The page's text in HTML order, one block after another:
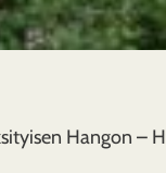
Hangon –